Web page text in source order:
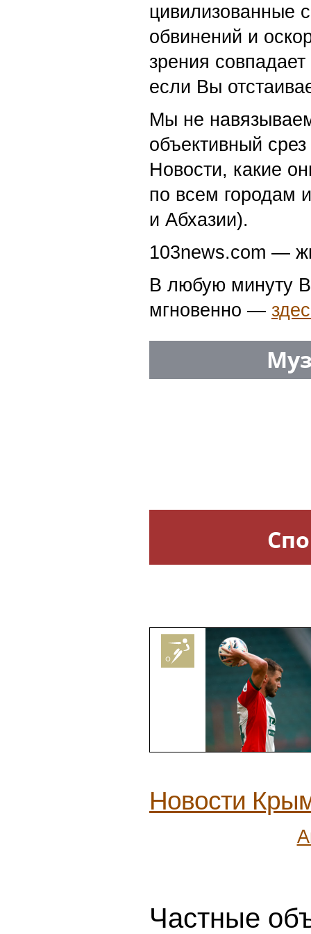
цивилизованные
обвинений и
зрения
если Вы
Мы не
объективный
Новости, какие
по всем городам
и Абхазии).
103news.com —
В любую минуту
мгновенно —
Новости
Частные